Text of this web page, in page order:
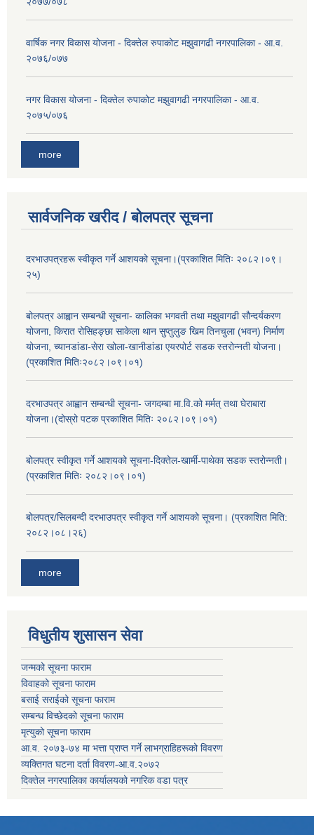
वार्षिक नगर विकास योजना - दिक्तेल रुपाकोट मझुवागढी नगरपालिका - आ.व.
२०७६/०७७
नगर विकास योजना - दिक्तेल रुपाकोट मझुवागढी नगरपालिका - आ.व.
२०७५/०७६
more
सार्वजनिक खरीद / बोलपत्र सूचना
दरभाउपत्रहरू स्वीकृत गर्ने आशयको सूचना।(प्रकाशित मितिः २०८२।०९।
२५)
बोलपत्र आह्वान सम्बन्धी सूचना- कालिका भगवती तथा मझुवागढी सौन्दर्यकरण
योजना, किरात रोसिहङ्छा साकेला थान सुप्तुलुङ खिम तिनचुला (भवन) निर्माण
योजना, च्यानडांडा-सेरा खोला-खानीडांडा एयरपोर्ट सडक स्तरोन्नती योजना।
(प्रकाशित मितिः२०८२।०९।०१)
दरभाउपत्र आह्वान सम्बन्धी सूचना- जगदम्बा मा.वि.को मर्मत् तथा घेराबारा
योजना।(दोस्रो पटक प्रकाशित मितिः २०८२।०९।०१)
बोलपत्र स्वीकृत गर्ने आशयको सूचना-दिक्तेल-खार्मी-पाथेका सडक स्तरोन्नती।
(प्रकाशित मितिः २०८२।०९।०१)
बोलपत्र/सिलबन्दी दरभाउपत्र स्वीकृत गर्ने आशयको सूचना। (प्रकाशित मिति:
२०८२।०८।२६)
more
विधुतीय शुसासन सेवा
जन्मको सूचना फाराम
विवाहको सूचना फाराम
बसाई सराईको सूचना फाराम
सम्बन्ध विच्छेदको सूचना फाराम
मृत्युको सूचना फाराम
आ.व. २०७३-७४ मा भत्ता प्राप्त गर्ने लाभग्राहिहरूको विवरण
व्यक्तिगत घटना दर्ता विवरण-आ.व.२०७२
दिक्तेल नगरपालिका कार्यालयको नगरिक वडा पत्र